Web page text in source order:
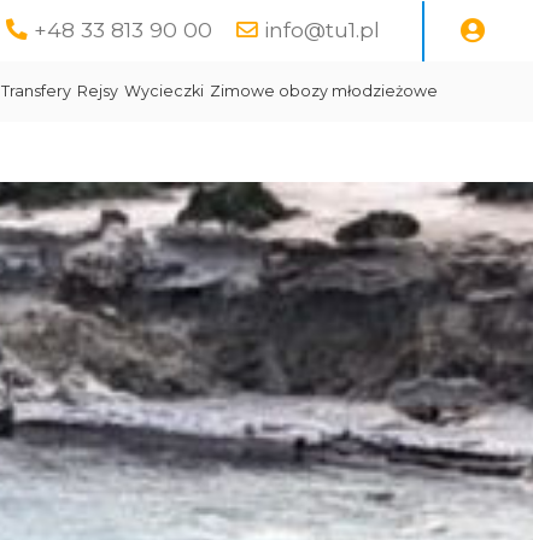
+48 33 813 90 00 info@tu1.pl
Transfery Rejsy Wycieczki Zimowe obozy młodzieżowe